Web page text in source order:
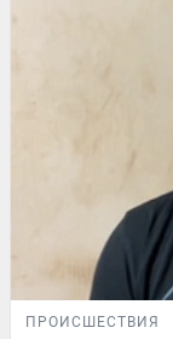
ПРОИСШЕСТВИЯ